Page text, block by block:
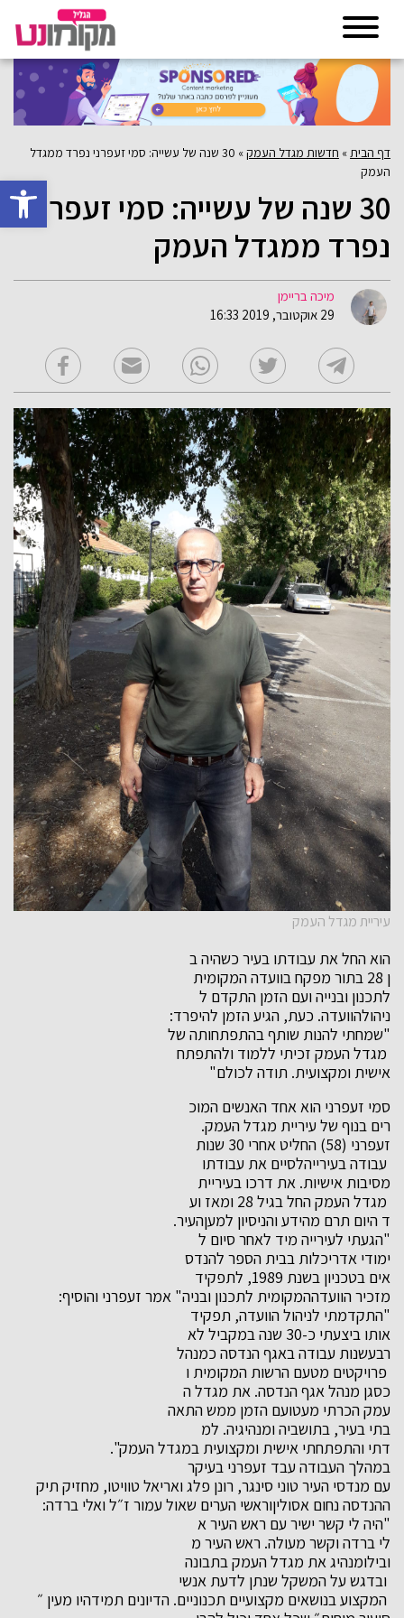
פתח
דף הבית » חדשות מגדל העמק»
30 שנה של עשייה: סמי זעפרני נפרד ממגדל
העמק
30 שנה של עשייה: סמי זעפרני
נפרד ממגדל העמק
מיכה בריימן
29 אוקטובר, 2019 16:33
עיריית מגדל העמק
הוא החל את עבודתו בעיר כשהיה ב
ן 28 בתור מפקח בוועדה המקומית
לתכנון ובנייה ועם הזמן התקדם ל
ניהולהוועדה. כעת, הגיע הזמן להיפרד:
"שמחתי להנות שותף בהתפתחותה של
מגדל העמק זכיתי ללמוד ולהתפתח
אישית ומקצועית. תודה לכולם"
סמי זעפרני הוא אחד האנשים המוכ
רים בנוף של עיריית מגדל העמק.
זעפרני (58) החליט אחרי 30 שנות
עבודה בעירייהלסיים את עבודתו
מסיבות אישיות. את דרכו בעיריית
מגדל העמק החל בגיל 28 ומאז וע
ד היום תרם מהידע והניסיון למעןהעיר.
"הגעתי לעירייה מיד לאחר סיום ל
ימודי אדריכלות בבית הספר להנדס
אים בטכניון בשנת 1989, לתפקיד
מזכיר הוועדההמקומית לתכנון ובניה" אמר זעפרני והוסיף:
"התקדמתי לניהול הוועדה, תפקיד
אותו ביצעתי כ-30 שנה במקביל לא
רבעשנות עבודה באגף הנדסה כמנהל
פרויקטים מטעם הרשות המקומית ו
כסגן מנהל אגף הנדסה. את מגדל ה
עמק הכרתי מעטועם הזמן ממש התאה
בתי בעיר, בתושביה ומנהיגיה. למ
דתי והתפתחתי אישית ומקצועית במגדל העמק".
במהלך העבודה עבד זעפרני בעיקר
עם מנדסי העיר טוני סינגר, רונן פלג ואריאל טוויטו, מחזיק תיק
ההנדסה נחום אסוליןוראשי הערים שאול עמור ז״ל ואלי ברדה:
"היה לי קשר ישיר עם ראש העיר א
לי ברדה וקשר מעולה. ראש העיר מ
ובילומנהיג את מגדל העמק בתבונה
ובדגש על המשקל שנתן לדעת אנשי
המקצוע בנושאים מקצועיים תכנוניים. הדיונים תמידהיו מעין ״